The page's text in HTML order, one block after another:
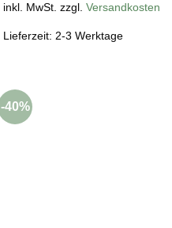
inkl. MwSt. zzgl. Versandkosten
Lieferzeit: 2-3 Werktage
-40%